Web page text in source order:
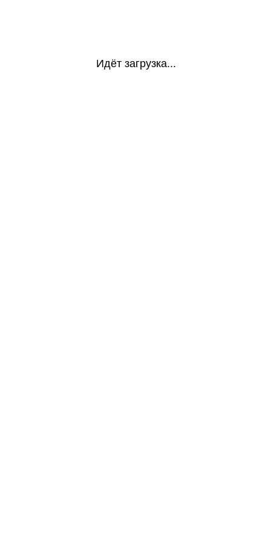
Идёт загрузка...